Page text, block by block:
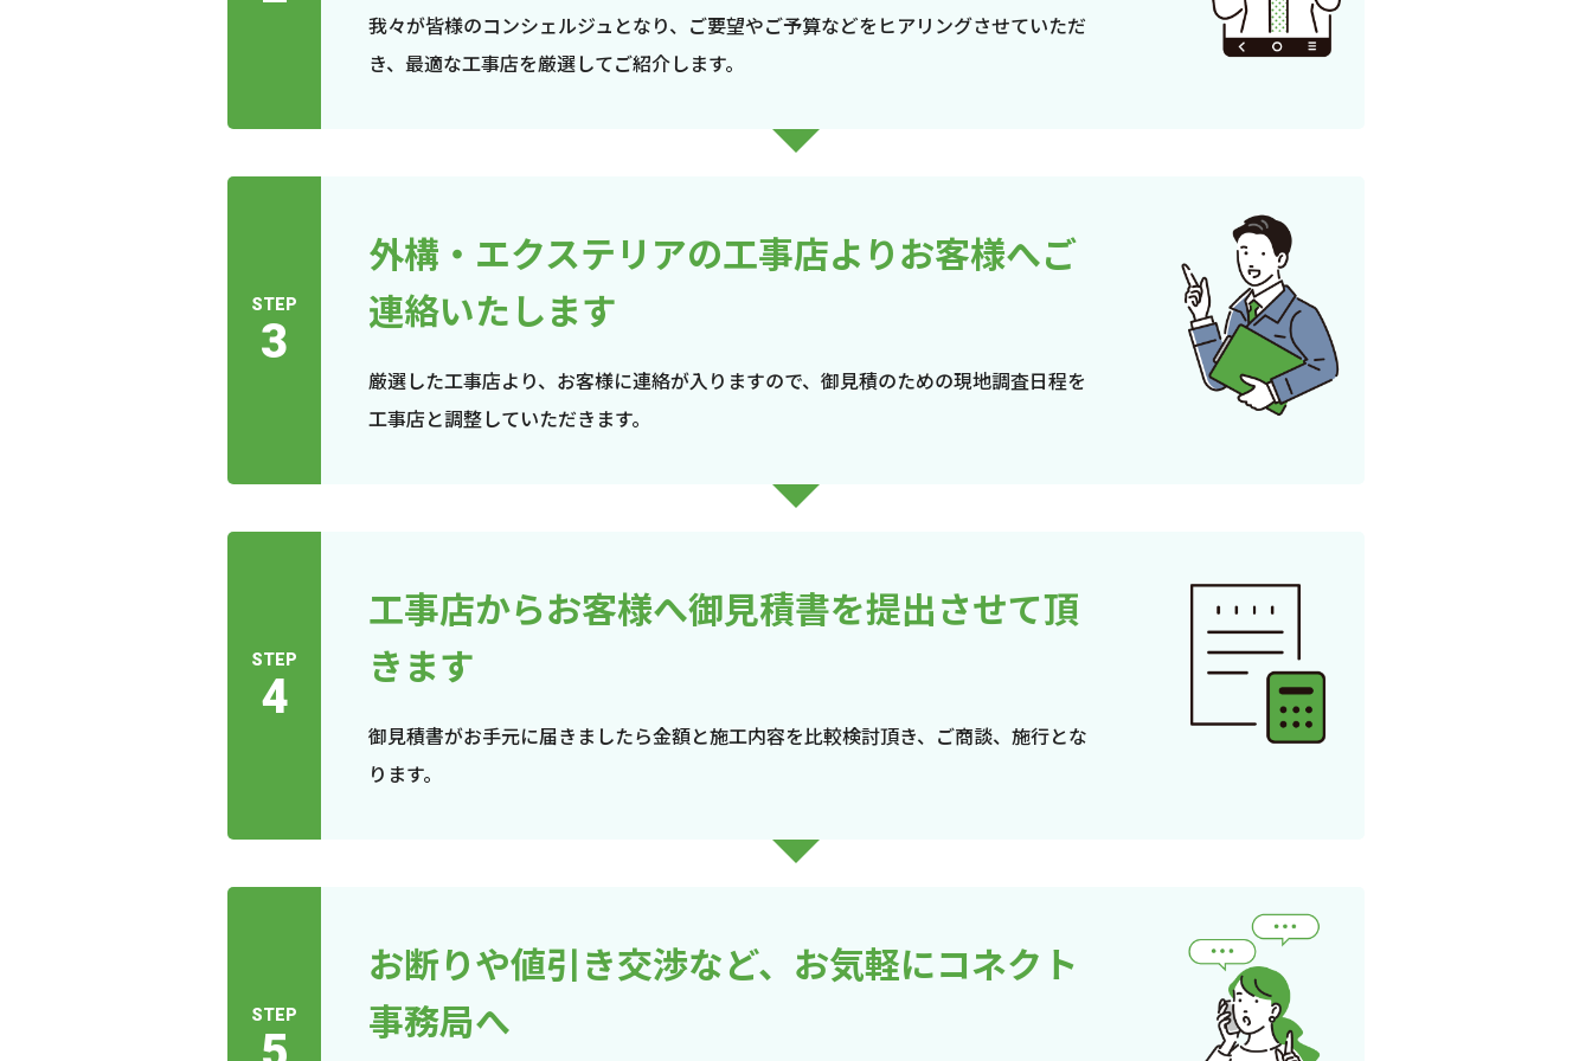
我々が皆様のコンシェルジュとなり、ご要望やご予算などをヒアリングさせていただ
き、最適な工事店を厳選してご紹介します。
STEP
3
外構・エクステリアの工事店よりお客様へご
連絡いたします
厳選した工事店より、お客様に連絡が入りますので、御見積のための現地調査日程を
工事店と調整していただきます。
STEP
4
工事店からお客様へ御見積書を提出させて頂
きます
御見積書がお手元に届きましたら金額と施工内容を比較検討頂き、ご商談、施行とな
ります。
STEP
お断りや値引き交渉など、お気軽にコネクト
事務局へ